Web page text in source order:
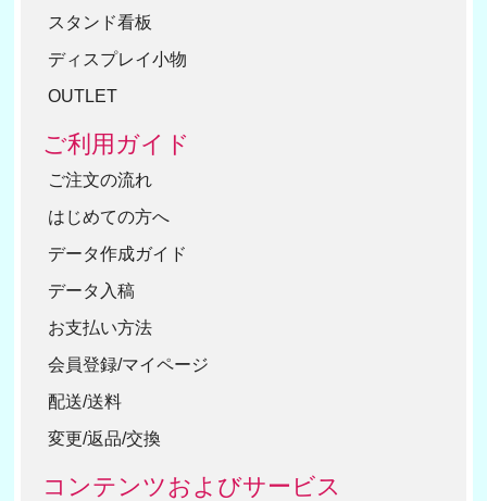
スタンド看板
ディスプレイ小物
OUTLET
ご利用ガイド
ご注文の流れ
はじめての方へ
データ作成ガイド
データ入稿
お支払い方法
会員登録/マイページ
配送/送料
変更/返品/交換
コンテンツおよびサービス